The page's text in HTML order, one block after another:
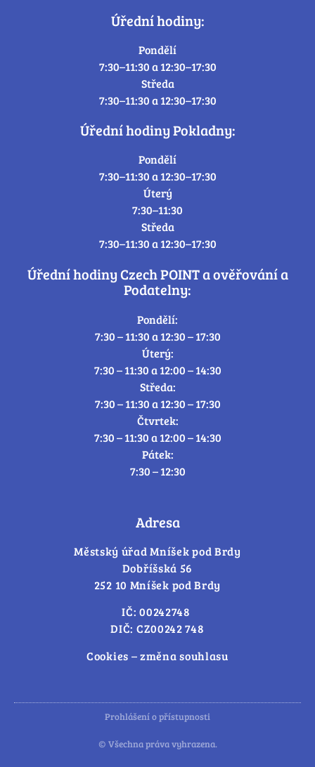
Úřední hodiny:
Pondělí
7:30–11:30 a 12:30–17:30
Středa
7:30–11:30 a 12:30–17:30
Úřední hodiny Pokladny:
Pondělí
7:30–11:30 a 12:30–17:30
Úterý
7:30–11:30
Středa
7:30–11:30 a 12:30–17:30
Úřední hodiny Czech POINT a ověřování a
Podatelny:
Pondělí:
7:30 – 11:30 a 12:30 – 17:30
Úterý:
7:30 – 11:30 a 12:00 – 14:30
Středa:
7:30 – 11:30 a 12:30 – 17:30
Čtvrtek:
7:30 – 11:30 a 12:00 – 14:30
Pátek:
7:30 – 12:30
Adresa
Městský úřad Mníšek pod Brdy
Dobříšská 56
252 10 Mníšek pod Brdy
IČ: 00242748
DIČ: CZ00242 748
Cookies – změna souhlasu
Prohlášení o přístupnosti
© Všechna práva vyhrazena.